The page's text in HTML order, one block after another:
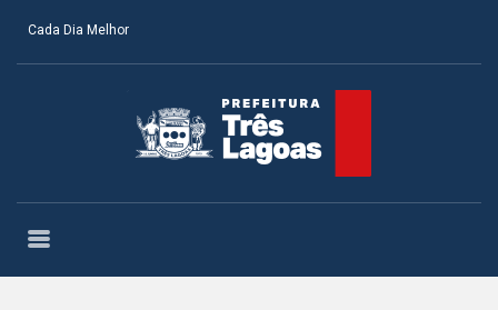
Cada Dia Melhor